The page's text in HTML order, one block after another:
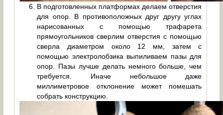
В подготовленных платформах делаем отверстия
для опор. В противоположных друг другу углах
нарисованных с помощью трафарета
прямоугольников сверлим отверстия с помощью
сверла диаметром около 12 мм, затем с
помощью электролобзика выпиливаем пазы для
опор. Пазы лучше делать немного больше, чем
требуется. Иначе небольшое даже
миллиметровое отклонение может помешать
собрать конструкцию.